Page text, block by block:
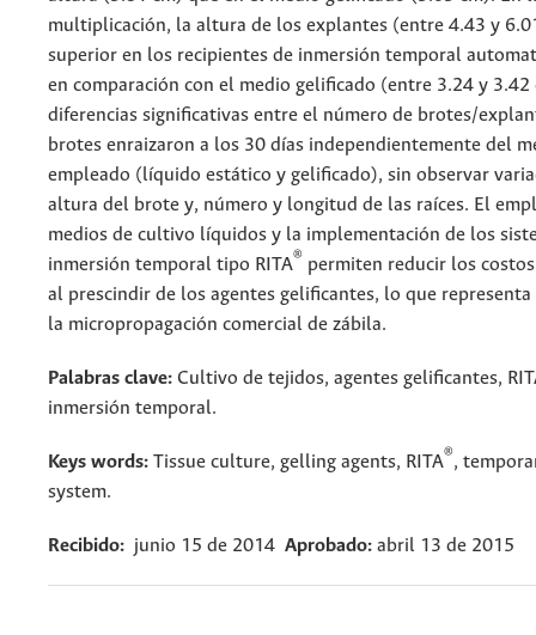
multiplicación, la altura de los explantes (entre 4.43 y
superior en los recipientes de inmersión temporal
en comparación con el medio gelificado (entre 3.24 y 3.42
diferencias significativas entre el número de brotes/
brotes enraizaron a los 30 días independientemente del
empleado (líquido estático y gelificado), sin observar
altura del brote y, número y longitud de las raíces. El
medios de cultivo líquidos y la implementación de los
inmersión temporal tipo RITA® permiten reducir los
al prescindir de los agentes gelificantes, lo que representa
la micropropagación comercial de zábila.
Palabras clave: Cultivo de tejidos, agentes gelificantes,
inmersión temporal.
Keys words: Tissue culture, gelling agents, RITA®,
system.
Recibido: junio 15 de 2014 Aprobado: abril 13 de 2015